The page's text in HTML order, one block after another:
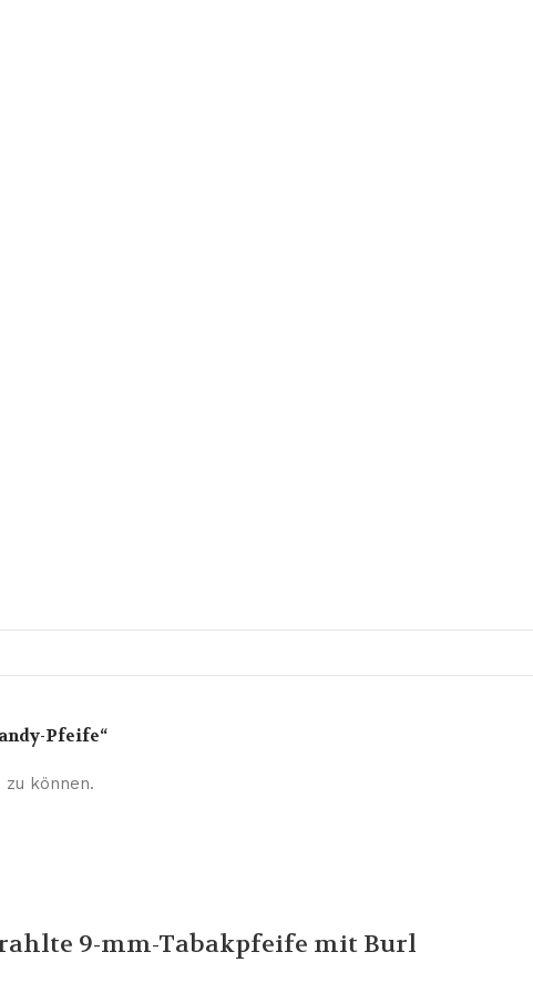
Pfeife“
können.
9-mm-Tabakpfeife mit Burl